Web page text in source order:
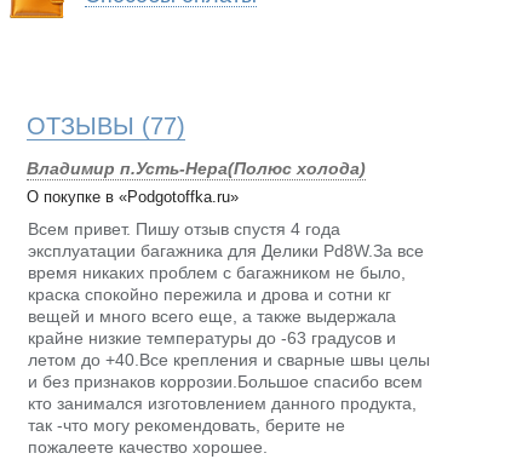
ОТЗЫВЫ (77)
Владимир п.Усть-Нера(Полюс холода)
О покупке в «Podgotoffka.ru»
Всем привет. Пишу отзыв спустя 4 года
эксплуатации багажника для Делики Pd8W.За все
время никаких проблем с багажником не было,
краска спокойно пережила и дрова и сотни кг
вещей и много всего еще, а также выдержала
крайне низкие температуры до -63 градусов и
летом до +40.Все крепления и сварные швы целы
и без признаков коррозии.Большое спасибо всем
кто занимался изготовлением данного продукта,
так -что могу рекомендовать, берите не
пожалеете качество хорошее.